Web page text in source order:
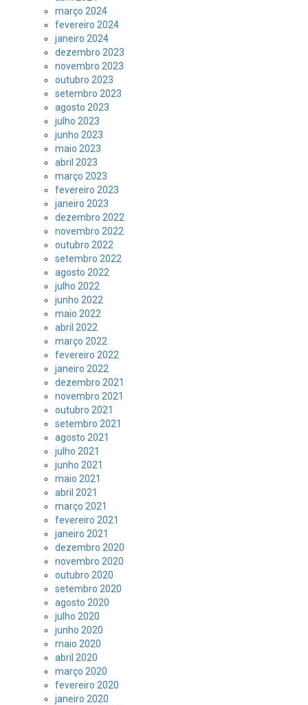
março 2024
fevereiro 2024
janeiro 2024
dezembro 2023
novembro 2023
outubro 2023
setembro 2023
agosto 2023
julho 2023
junho 2023
maio 2023
abril 2023
março 2023
fevereiro 2023
janeiro 2023
dezembro 2022
novembro 2022
outubro 2022
setembro 2022
agosto 2022
julho 2022
junho 2022
maio 2022
abril 2022
março 2022
fevereiro 2022
janeiro 2022
dezembro 2021
novembro 2021
outubro 2021
setembro 2021
agosto 2021
julho 2021
junho 2021
maio 2021
abril 2021
março 2021
fevereiro 2021
janeiro 2021
dezembro 2020
novembro 2020
outubro 2020
setembro 2020
agosto 2020
julho 2020
junho 2020
maio 2020
abril 2020
março 2020
fevereiro 2020
janeiro 2020